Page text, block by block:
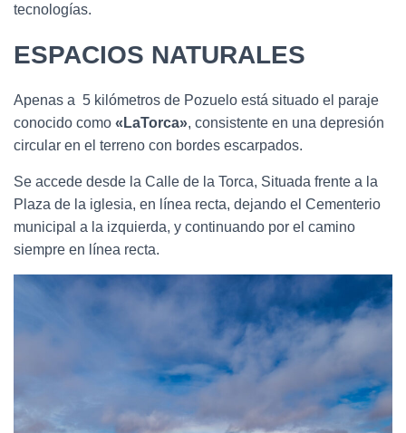
tecnologías.
ESPACIOS NATURALES
Apenas a 5 kilómetros de Pozuelo está situado el paraje
conocido como «LaTorca», consistente en una depresión
circular en el terreno con bordes escarpados.
Se accede desde la Calle de la Torca, Situada frente a la
Plaza de la iglesia, en línea recta, dejando el Cementerio
municipal a la izquierda, y continuando por el camino
siempre en línea recta.